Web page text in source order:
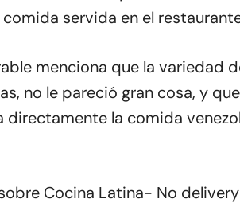
servida en el
menciona que la variedad
no le pareció gran cosa, y
la comida
Cocina Latina- No